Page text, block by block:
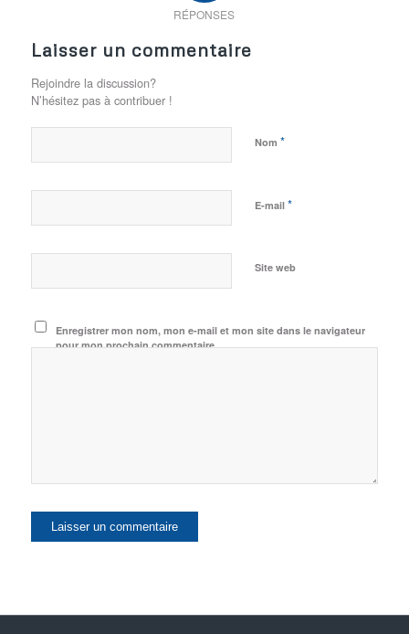
RÉPONSES
Laisser un commentaire
Rejoindre la discussion?
N’hésitez pas à contribuer !
Nom *
E-mail *
Site web
Enregistrer mon nom, mon e-mail et mon site dans le navigateur
pour mon prochain commentaire.